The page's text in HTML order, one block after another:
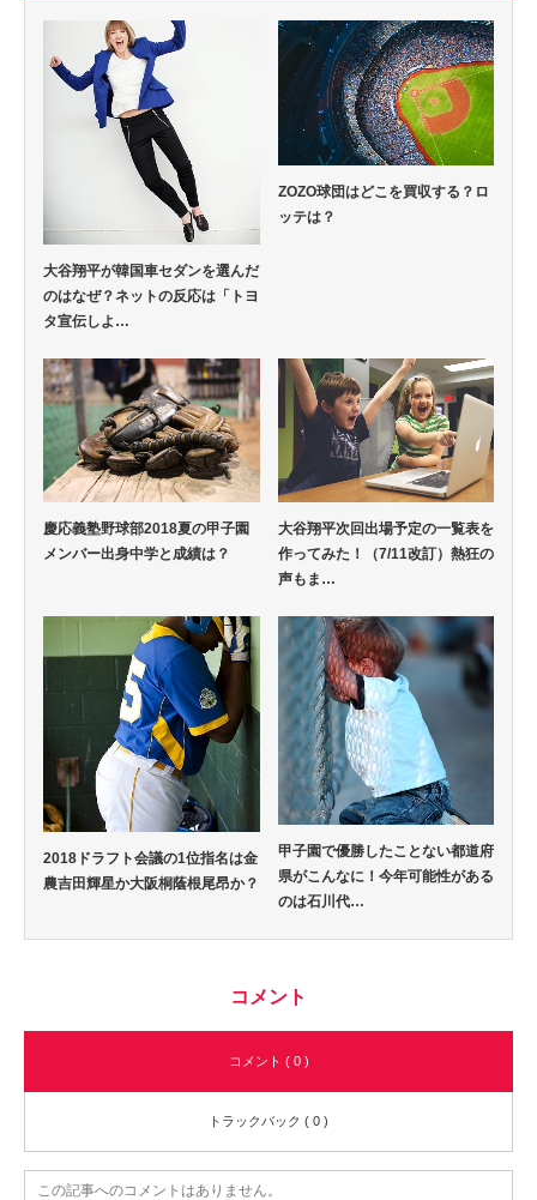
大谷翔平が韓国車セダンを選んだ
のはなぜ？ネットの反応は「トヨ
タ宣伝しよ…
ZOZO球団はどこを買収する？ロ
ッテは？
慶応義塾野球部2018夏の甲子園
メンバー出身中学と成績は？
大谷翔平次回出場予定の一覧表を
作ってみた！（7/11改訂）熱狂の
声もま…
2018ドラフト会議の1位指名は金
農吉田輝星か大阪桐蔭根尾昂か？
甲子園で優勝したことない都道府
県がこんなに！今年可能性がある
のは石川代…
コメント
コメント ( 0 )
トラックバック ( 0 )
この記事へのコメントはありません。